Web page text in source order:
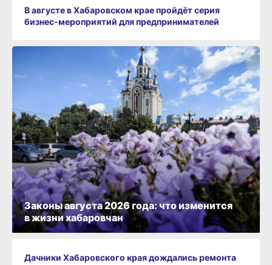
В августе в Хабаровском крае пройдёт серия
бизнес‑мероприятий для предпринимателей
Дачники Хабаровского края дождались ремонта
Законы августа 2026 года: что изменится
в жизни хабаровчан